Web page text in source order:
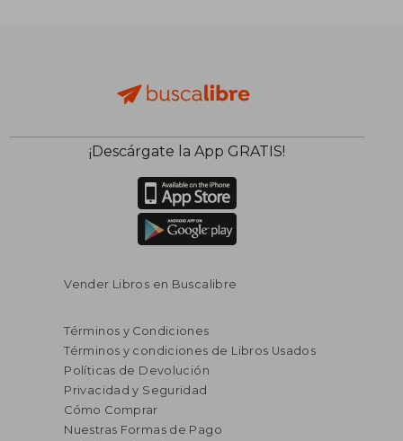
¡Descárgate la App GRATIS!
Vender Libros en Buscalibre
Términos y Condiciones
Términos y condiciones de Libros Usados
Políticas de Devolución
Privacidad y Seguridad
Cómo Comprar
Nuestras Formas de Pago